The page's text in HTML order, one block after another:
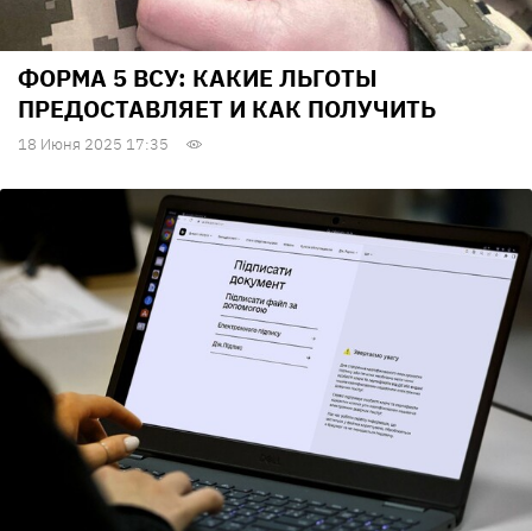
ФОРМА 5 ВСУ: КАКИЕ ЛЬГОТЫ
ПРЕДОСТАВЛЯЕТ И КАК ПОЛУЧИТЬ
18 Июня 2025 17:35